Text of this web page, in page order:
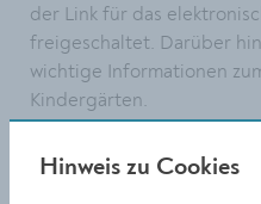
der Link für das
freigeschaltet. Darüber
wichtige Informationen
Kindergärten.
möglich, für jene, die
Hinweis zu Cookies